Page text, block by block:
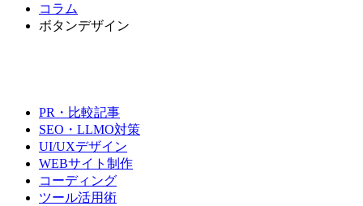
コラム
ボタンデザイン
PR・比較記事
SEO・LLMO対策
UI/UXデザイン
WEBサイト制作
コーディング
ツール活用術